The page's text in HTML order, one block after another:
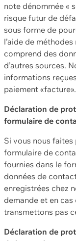
note dénommée «
risque futur de
sous forme de
l’aide de
comprend des
d’autres sources.
informations
paiement «facture».
Déclaration de
formulaire de
Si vous nous
formulaire de
fournies dans le
données de
enregistrées chez
demande et en
transmettons pas
Déclaration de